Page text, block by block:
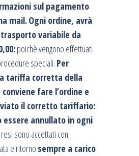
sul pagamento
mail.Ogni ordine, avrà
variabile da
poichè vengono effettuati
speciali. Per
tariffa corretta della
fare l’ordine e
il corretto tariffario:
essere annullato in ogni
resi sono accettati con
e ritorno sempre a carico